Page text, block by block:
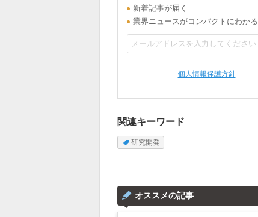
新着記事が届く
業界ニュースがコンパクトにわかる
個人情報保護方針
関連キーワード
研究開発
オススメの記事